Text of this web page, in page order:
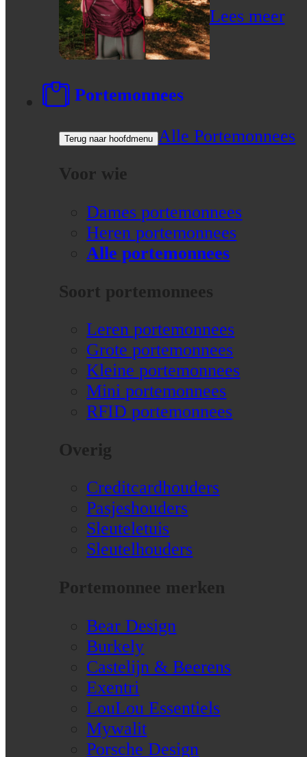
Lees meer
Portemonnees
Terug naar hoofdmenu Alle Portemonnees
Voor wie
Dames portemonnees
Heren portemonnees
Alle portemonnees
Soort portemonnees
Leren portemonnees
Grote portemonnees
Kleine portemonnees
Mini portemonnees
RFID portemonnees
Overig
Creditcardhouders
Pasjeshouders
Sleuteletuis
Sleutelhouders
Portemonnee merken
Bear Design
Burkely
Castelijn & Beerens
Exentri
LouLou Essentiels
Mywalit
Porsche Design